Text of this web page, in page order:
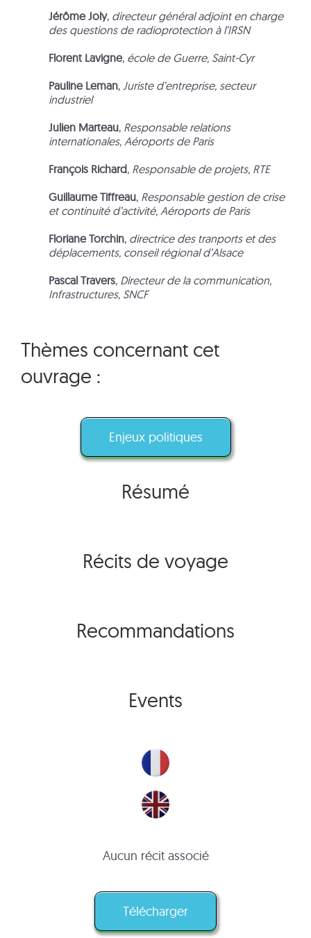
Jérôme Joly, directeur général adjoint en charge
des questions de radioprotection à l’IRSN
Florent Lavigne, école de Guerre, Saint-Cyr
Pauline Leman, Juriste d’entreprise, secteur
industriel
Julien Marteau,Responsable relations
internationales, Aéroports de Paris
François Richard, Responsable de projets, RTE
Guillaume Tiffreau, Responsable gestion de crise
et continuité d’activité, Aéroports de Paris
Floriane Torchin, directrice des tranports et des
déplacements, conseil régional d’Alsace
Pascal Travers, Directeur de la communication,
Infrastructures, SNCF
Thèmes concernant cet
ouvrage :
Enjeux politiques
Résumé
Récits de voyage
Recommandations
Events
Aucun récit associé
Télécharger